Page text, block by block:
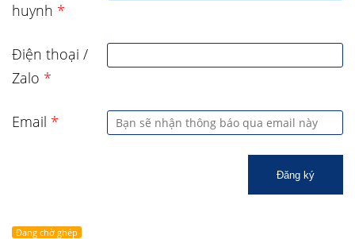
huynh *
Điện thoại /
Zalo *
Email *
Đăng ký
Đang chờ ghép